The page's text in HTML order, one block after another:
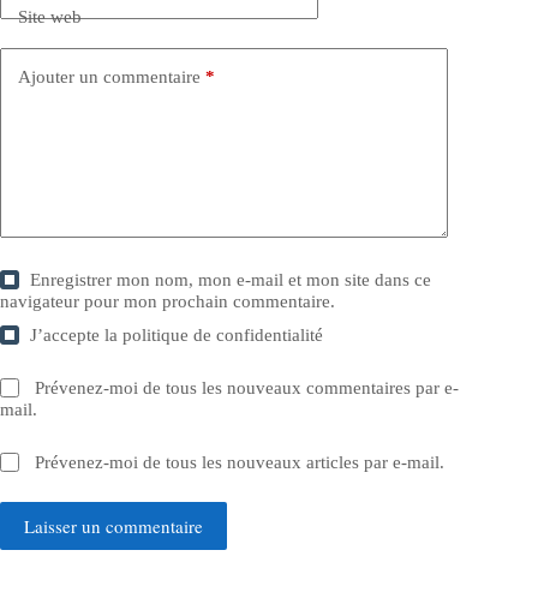
Site web
Ajouter un commentaire *
Enregistrer mon nom, mon e-mail et mon site dans ce
navigateur pour mon prochain commentaire.
J’accepte lapolitique de confidentialité
Prévenez-moi de tous les nouveaux commentaires par e-
mail.
Prévenez-moi de tous les nouveaux articles par e-mail.
Laisser un commentaire